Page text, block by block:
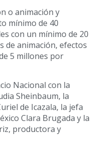
o animación y
mínimo de 40
con un mínimo de 20
de animación, efectos
5 millones por
Nacional con la
Sheinbaum, la
de Icazala, la jefa
Clara Brugada y la
productora y